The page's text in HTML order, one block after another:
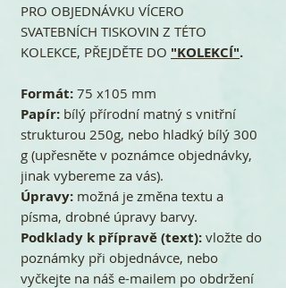
PRO OBJEDNÁVKU VÍCERO
SVATEBNÍCH TISKOVIN Z TÉTO
KOLEKCE, PŘEJDĚTE DO "KOLEKCÍ".
Formát: 75 x105 mm
Papír: bílý přírodní matný s vnitřní
strukturou 250g, nebo hladký bílý 300
g (upřesněte v poznámce objednávky,
jinak vybereme za vás).
Úpravy: možná je změna textu a
písma, drobné úpravy barvy.
Podklady k přípravě (text): vložte do
poznámky při objednávce, nebo
vyčkejte na náš e-mailem po obdržení